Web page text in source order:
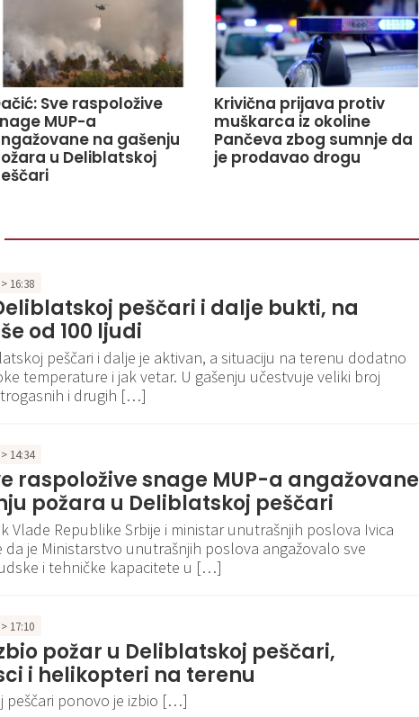
Sve raspoložive
MUP-a
na gašenju
u Deliblatskoj
Krivična prijava protiv
muškarca iz okoline
Pančeva zbog sumnje da
je prodavao drogu
16:38
peščari i dalje bukti, na
od 100 ljudi
peščari i dalje je aktivan, a situaciju na terenu dodatno
temperature i jak vetar. U gašenju učestvuje veliki broj
i drugih […]
14:34
raspoložive snage MUP-a angažovane
požara u Deliblatskoj peščari
Vlade Republike Srbije i ministar unutrašnjih poslova Ivica
da je Ministarstvo unutrašnjih poslova angažovalo sve
i tehničke kapacitete u […]
17:10
požar u Deliblatskoj peščari,
i helikopteri na terenu
peščari ponovo je izbio […]